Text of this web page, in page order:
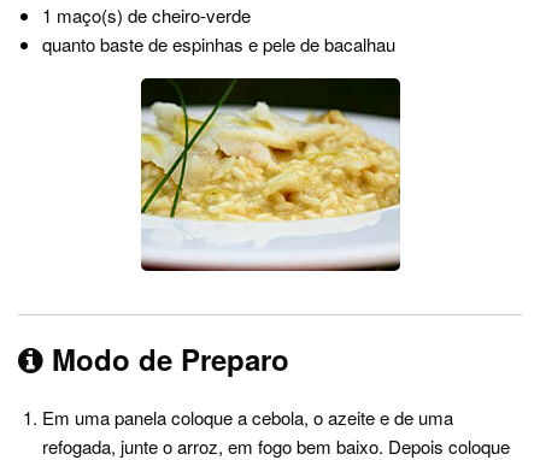
1 maço(s) de cheiro-verde
quanto baste de espinhas e pele de bacalhau
Modo de Preparo
Em uma panela coloque a cebola, o azeite e de uma
refogada, junte o arroz, em fogo bem baixo. Depois coloque